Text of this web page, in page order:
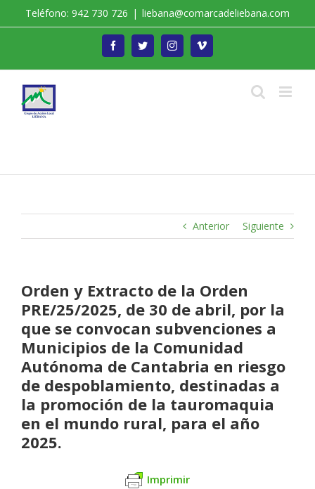
Teléfono: 942 730 726 | liebana@comarcadeliebana.com
FacebookTwitterInstagramVimeo
Anterior Siguiente
Orden y Extracto de la Orden
PRE/25/2025, de 30 de abril, por la
que se convocan subvenciones a
Municipios de la Comunidad
Autónoma de Cantabria en riesgo
de despoblamiento, destinadas a
la promoción de la tauromaquia
en el mundo rural, para el año
2025.
Imprimir